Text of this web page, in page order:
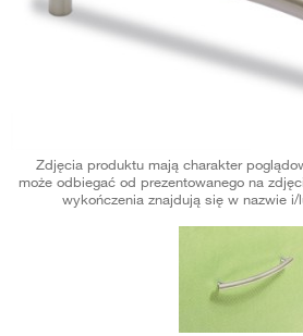
Zdjęcia produktu mają charakter
może odbiegać od prezentowanego na
wykończenia znajdują się w nazwie